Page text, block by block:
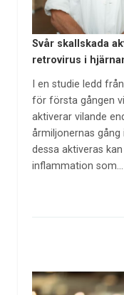
Svår skallskada
retrovirus i
I en studie ledd
för första gången
aktiverar vilande
årmiljonernas
dessa aktiveras
inflammation som…